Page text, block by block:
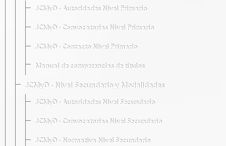
JCMyD · Autoridades Nivel Primario
JCMyD · Convocatorias Nivel Primario
JCMyD · Contacto Nivel Primario
Manual de competencias de títulos
JCMyD · Nivel Secundario y Modalidades
JCMyD · Autoridades Nivel Secundario
JCMyD · Convocatorias Nivel Secundario
JCMyD · Normativa Nivel Secundario